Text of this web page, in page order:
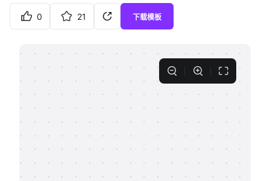
私有化部署
客户案例
0 21 下载模板